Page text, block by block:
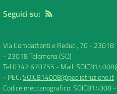
Seguici su:
Via Combattenti e Reduci, 70 - 23018
- 23018 Talamona (SO)
Tel 0342 670755 - Mail:
- PEC:SOIC814008@pec.istruzione.it
Codice meccanografico: SOIC814008